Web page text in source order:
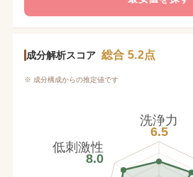
成分解析スコア 総合 5.2点
※ 成分構成からの推定値です
洗浄力
6.5
低刺激性
8.0